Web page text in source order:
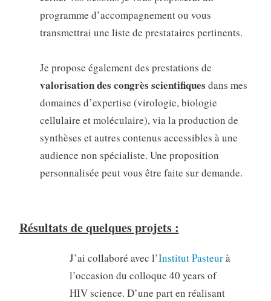
programme d’accompagnement ou vous
transmettrai une liste de prestataires pertinents.
Je propose également des prestations de
valorisation des congrès scientifiques dans mes
domaines d’expertise (virologie, biologie
cellulaire et moléculaire), via la production de
synthèses et autres contenus accessibles à une
audience non spécialiste. Une proposition
personnalisée peut vous être faite sur demande.
Résultats de quelques projets :
J’ai collaboré avec l’Institut Pasteurà
l’occasion du colloque 40 years of
HIV science. D’une part en réalisant